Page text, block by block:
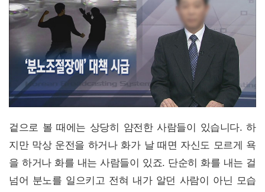
겉으로 볼 때에는 상당히 얌전한 사람들이 있습니다. 하
지만 막상 운전을 하거나 화가 날 때면 자신도 모르게 욕
을 하거나 화를 내는 사람들이 있죠. 단순히 화를 내는 걸
넘어 분노를 일으키고 전혀 내가 알던 사람이 아닌 모습